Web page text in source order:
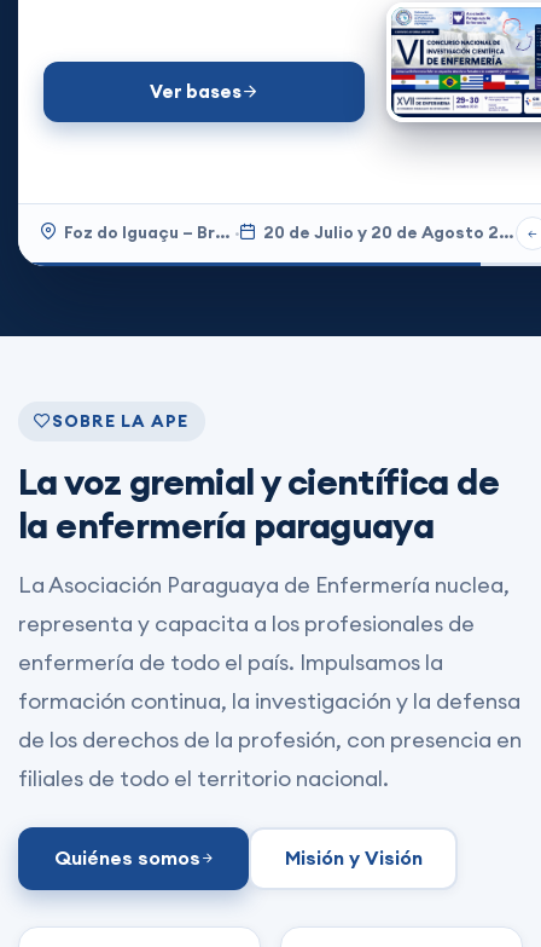
Ver bases
Foz do Iguaçu – Brasil · 20 de Julio y 20 de Agosto 2026 ←
SOBRE LA APE
La voz gremial y científica de
la enfermería paraguaya
La Asociación Paraguaya de Enfermería nuclea,
representa y capacita a los profesionales de
enfermería de todo el país. Impulsamos la
formación continua, la investigación y la defensa
de los derechos de la profesión, con presencia en
filiales de todo el territorio nacional.
Quiénes somos Misión y Visión